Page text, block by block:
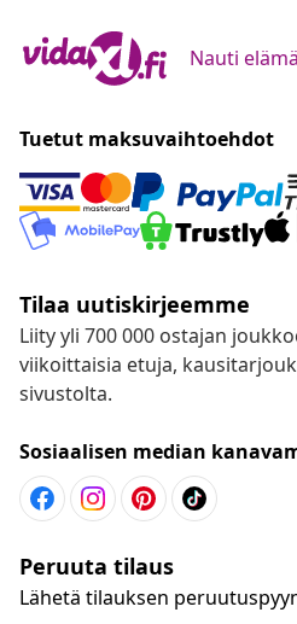
Nauti
Tuetut maksuvaihtoehdot
Tilaa uutiskirjeemme
Liity yli 700 000 ostajan
viikoittaisia etuja,
sivustolta.
Sosiaalisen median
Peruuta tilaus
Lähetä tilauksen